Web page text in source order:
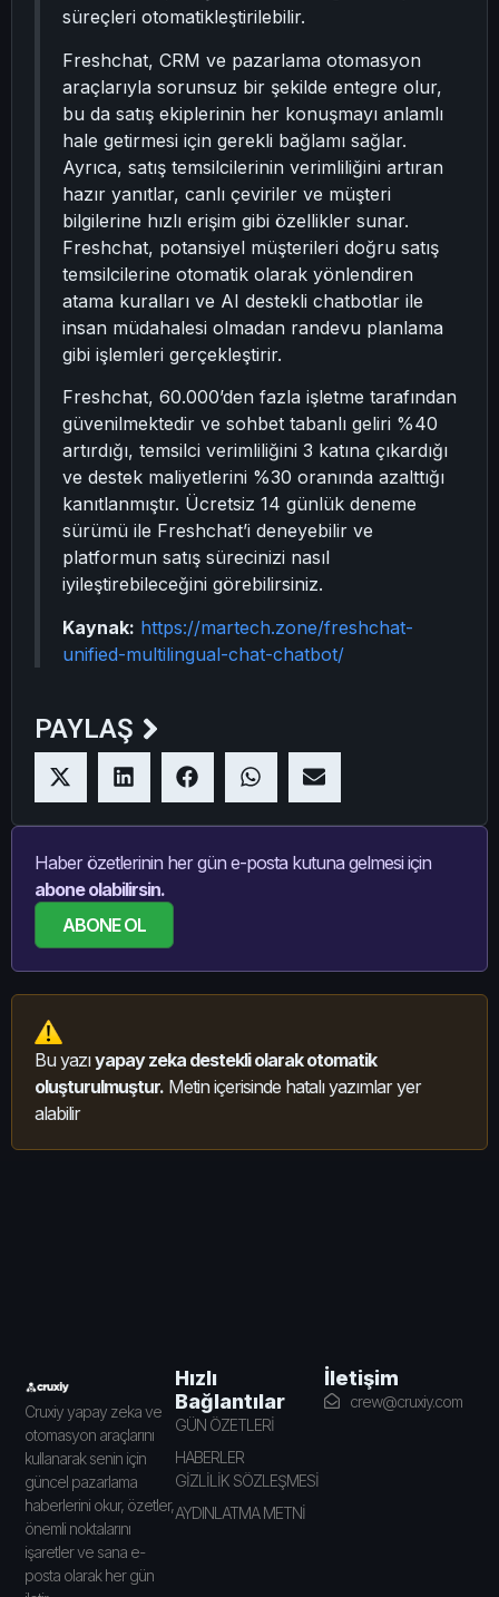
süreçleri otomatikleştirilebilir.
Freshchat, CRM ve pazarlama otomasyon
araçlarıyla sorunsuz bir şekilde entegre olur,
bu da satış ekiplerinin her konuşmayı anlamlı
hale getirmesi için gerekli bağlamı sağlar.
Ayrıca, satış temsilcilerinin verimliliğini artıran
hazır yanıtlar, canlı çeviriler ve müşteri
bilgilerine hızlı erişim gibi özellikler sunar.
Freshchat, potansiyel müşterileri doğru satış
temsilcilerine otomatik olarak yönlendiren
atama kuralları ve AI destekli chatbotlar ile
insan müdahalesi olmadan randevu planlama
gibi işlemleri gerçekleştirir.
Freshchat, 60.000’den fazla işletme tarafından
güvenilmektedir ve sohbet tabanlı geliri %40
artırdığı, temsilci verimliliğini 3 katına çıkardığı
ve destek maliyetlerini %30 oranında azalttığı
kanıtlanmıştır. Ücretsiz 14 günlük deneme
sürümü ile Freshchat’i deneyebilir ve
platformun satış sürecinizi nasıl
iyileştirebileceğini görebilirsiniz.
Kaynak: https://martech.zone/freshchat-
unified-multilingual-chat-chatbot/
PAYLAŞ
Haber özetlerinin her gün e-posta kutuna gelmesi için
abone olabilirsin.
ABONE OL
Bu yazıyapay zeka destekli olarak otomatik
oluşturulmuştur. Metin içerisinde hatalı yazımlar yer
alabilir
Cruxiy yapay zeka ve
otomasyon araçlarını
kullanarak senin için
güncel pazarlama
haberlerini okur, özetler,
önemli noktalarını
işaretler ve sana e-
posta olarak her gün
Hızlı
Bağlantılar
GÜN ÖZETLERİ
HABERLER
GİZLİLİK SÖZLEŞMESİ
AYDINLATMA METNİ
İletişim
crew@cruxiy.com